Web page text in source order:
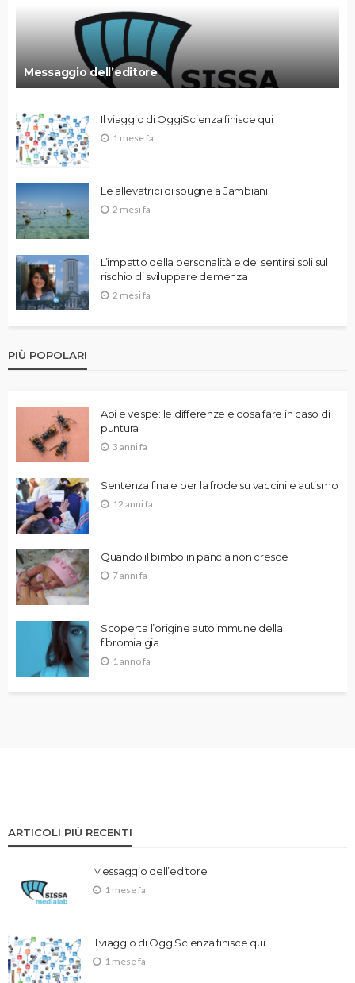
Messaggio dell’editore
Il viaggio di OggiScienza finisce qui
1 mese fa
Le allevatrici di spugne a Jambiani
2 mesi fa
L’impatto della personalità e del sentirsi soli sul
rischio di sviluppare demenza
2 mesi fa
PIÙ POPOLARI
Api e vespe: le differenze e cosa fare in caso di
puntura
3 anni fa
Sentenza finale per la frode su vaccini e autismo
12 anni fa
Quando il bimbo in pancia non cresce
7 anni fa
Scoperta l’origine autoimmune della
fibromialgia
1 anno fa
ARTICOLI PIÙ RECENTI
Messaggio dell’editore
1 mese fa
Il viaggio di OggiScienza finisce qui
1 mese fa